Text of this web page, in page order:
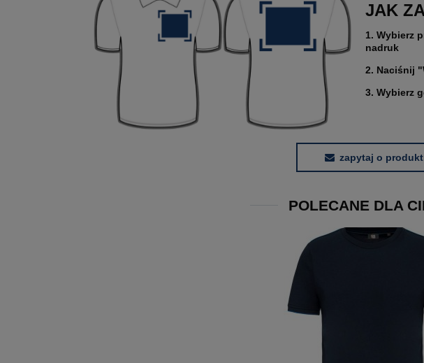
JAK
1. Wybierz
nadruk
2. Naciśnij
3. Wybierz
zapytaj o produkt
POLECANE DLA